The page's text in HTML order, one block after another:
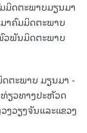
ມິດຕະພາບມຽນມາ
າຄົມມິດຕະພາບ
ວພັນມິດຕະພາບ
ຕະພາບ ມຽນມາ -
ຽວທາງປະຫັວດ
ວຽງຈັນແລະແຂວງ